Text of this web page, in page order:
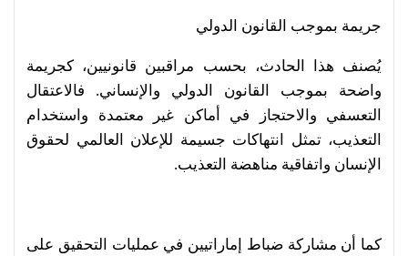
جريمة بموجب القانون الدولي
يُصنف هذا الحادث، بحسب مراقبين قانونيين، كجريمة
واضحة بموجب القانون الدولي والإنساني. فالاعتقال
التعسفي والاحتجاز في أماكن غير معتمدة واستخدام
التعذيب، تمثل انتهاكات جسيمة للإعلان العالمي لحقوق
الإنسان واتفاقية مناهضة التعذيب.
كما أن مشاركة ضباط إماراتيين في عمليات التحقيق على